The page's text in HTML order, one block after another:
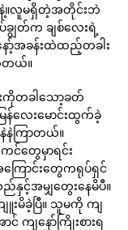
။လူမရှိတဲ့အတိုင်းဘဲ
ချွတ်က ချစ်လေးရဲ့
အခန်းထဲထည့်တခါး
တယ်။
ကိုတခါသော့ခတ်
လေးမောင်းထွက်ခဲ့
နဲကြာတယ်။
င်တွေမှာရင်း
ြောင်းတွေကရုပ်ရှင်
နှင့်အမျှတွေးနေမိပီ။
းမိခဲ့ပြီ။ သူမကို ကျ
ကျနော်ကြိုးစားရ